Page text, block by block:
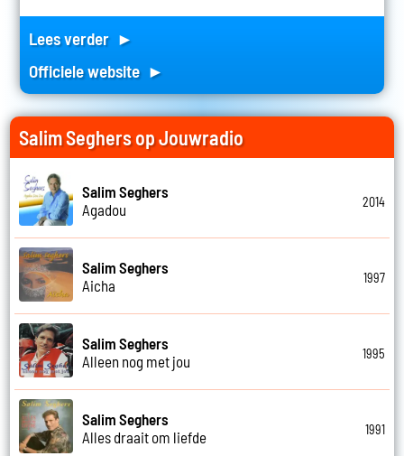
Lees verder ►
Officiele website ►
Salim Seghers op Jouwradio
Salim Seghers
Agadou
2014
Salim Seghers
Aicha
1997
Salim Seghers
Alleen nog met jou
1995
Salim Seghers
Alles draait om liefde
1991